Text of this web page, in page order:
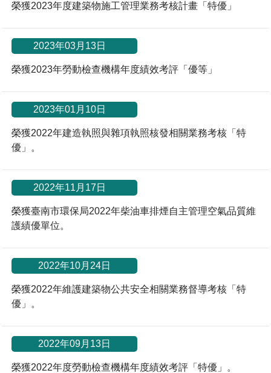
榮獲2023年度建築物施工管理業務考核計畫「特優」
2023年03月13日
榮獲2023年勞動檢查機構年度績效考評「優等」
2023年01月10日
榮獲2022年建造執照與雜項執照核發相關業務考核「特
優」。
2022年11月17日
榮獲臺南市環保局2022年柴油車排煙自主管理空氣品質維
護績優單位。
2022年10月24日
榮獲2022年維護建築物公共安全相關業務督導考核「特
優」。
2022年09月13日
榮獲2022年度勞動檢查機構年度績效考評「特優」。